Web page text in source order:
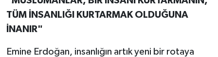
TÜM İNSANLIĞI KURTARMAK OLDUĞUNA
İNANIR"
Emine Erdoğan, insanlığın artık yeni bir rotaya